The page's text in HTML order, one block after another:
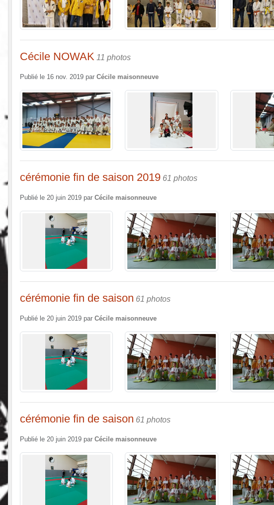
Cécile NOWAK 11 photos
Publié le 16 nov. 2019 par Cécile maisonneuve
cérémonie fin de saison 2019 61 photos
Publié le 20 juin 2019 par Cécile maisonneuve
cérémonie fin de saison 61 photos
Publié le 20 juin 2019 par Cécile maisonneuve
cérémonie fin de saison 61 photos
Publié le 20 juin 2019 par Cécile maisonneuve